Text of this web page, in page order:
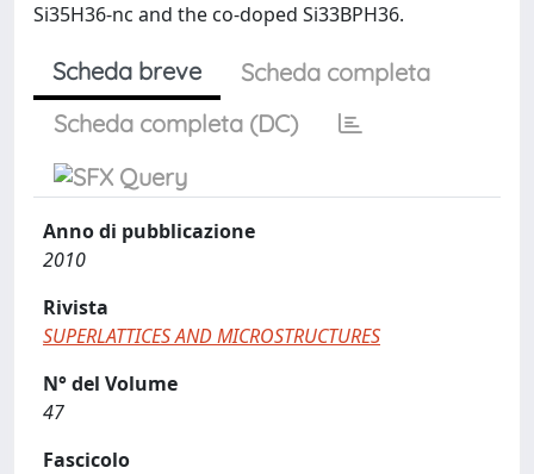
Si35H36-nc and the co-doped Si33BPH36.
Scheda breve
Scheda completa
Scheda completa (DC)
Anno di pubblicazione
2010
Rivista
SUPERLATTICES AND MICROSTRUCTURES
N° del Volume
47
Fascicolo